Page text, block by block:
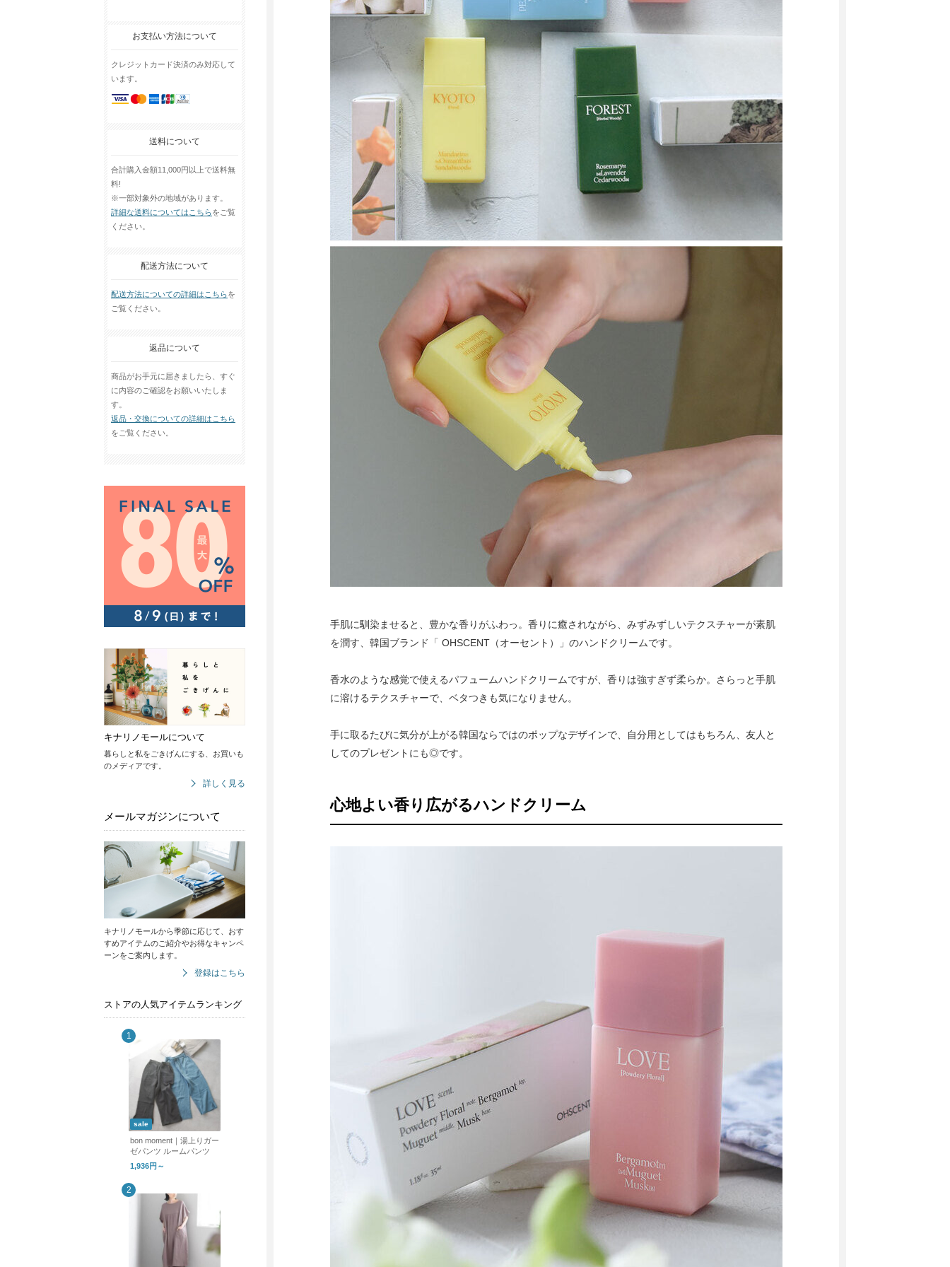
お支払い方法について
クレジットカード決済のみ対応して
います。
送料について
合計購入金額11,000円以上で送料無
料!
※一部対象外の地域があります。
詳細な送料についてはこちらをご覧
ください。
配送方法について
配送方法についての詳細はこちらを
ご覧ください。
返品について
商品がお手元に届きましたら、すぐ
に内容のご確認をお願いいたしま
す。
返品・交換についての詳細はこちら
をご覧ください。
キナリノモールについて
暮らしと私をごきげんにする、お買いも
のメディアです。
詳しく見る
メールマガジンについて
キナリノモールから季節に応じて、おす
すめアイテムのご紹介やお得なキャンペ
ーンをご案内します。
登録はこちら
ストアの人気アイテムランキング
sale
bon moment｜湯上りガー
ゼパンツ ルームパンツ
1,936円～
手肌に馴染ませると、豊かな香りがふわっ。香りに癒されながら、みずみずしいテクスチャーが素肌
を潤す、韓国ブランド「 OHSCENT（オーセント）」のハンドクリームです。
香水のような感覚で使えるパフュームハンドクリームですが、香りは強すぎず柔らか。さらっと手肌
に溶けるテクスチャーで、ベタつきも気になりません。
手に取るたびに気分が上がる韓国ならではのポップなデザインで、自分用としてはもちろん、友人と
してのプレゼントにも◎です。
心地よい香り広がるハンドクリーム